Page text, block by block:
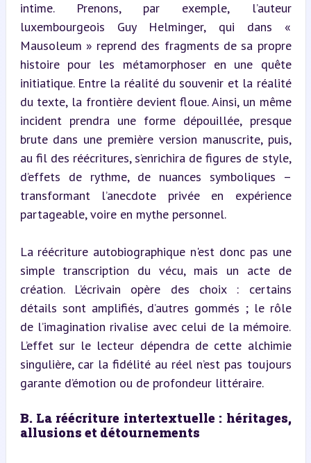
intime. Prenons, par exemple, l’auteur
luxembourgeois Guy Helminger, qui dans «
Mausoleum » reprend des fragments de sa propre
histoire pour les métamorphoser en une quête
initiatique. Entre la réalité du souvenir et la réalité
du texte, la frontière devient floue. Ainsi, un même
incident prendra une forme dépouillée, presque
brute dans une première version manuscrite, puis,
au fil des réécritures, s’enrichira de figures de style,
d’effets de rythme, de nuances symboliques –
transformant l’anecdote privée en expérience
partageable, voire en mythe personnel.
La réécriture autobiographique n'est donc pas une
simple transcription du vécu, mais un acte de
création. L’écrivain opère des choix : certains
détails sont amplifiés, d’autres gommés ; le rôle
de l’imagination rivalise avec celui de la mémoire.
L’effet sur le lecteur dépendra de cette alchimie
singulière, car la fidélité au réel n’est pas toujours
garante d’émotion ou de profondeur littéraire.
B. La réécriture intertextuelle : héritages,
allusions et détournements